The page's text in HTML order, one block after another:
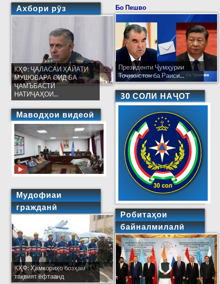
Ахбори рӯз
КҲФ: ҶАЛАСАИ ҲАЙАТИ
МУШОВАРА ОИД БА
ҶАМЪБАСТИ
НАТИҶАҲОИ...
Маводҳои видеоӣ
Мудофиаи
гражданӣ
КҲФ: Ҳамкориҳо бозҳам
тақвият ёфтаанд
Бо Пешво
Президенти Ҷумҳурии
Тоҷикистон ба Раиси...
30 СОЛИ НАҶОТ
Робитаҳои
байналмилалӣ